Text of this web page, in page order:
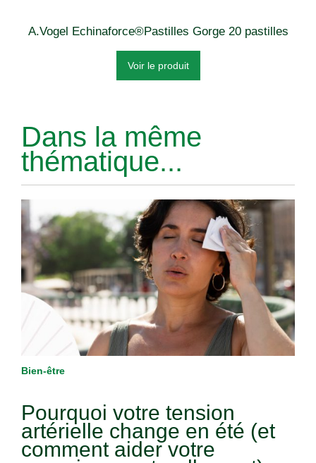
A.Vogel Echinaforce®Pastilles Gorge 20 pastilles
Voir le produit
Dans la même
thématique...
Bien-être
Pourquoi votre tension
artérielle change en été (et
comment aider votre